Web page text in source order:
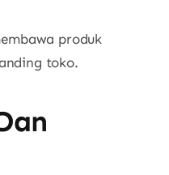
produk
toko.